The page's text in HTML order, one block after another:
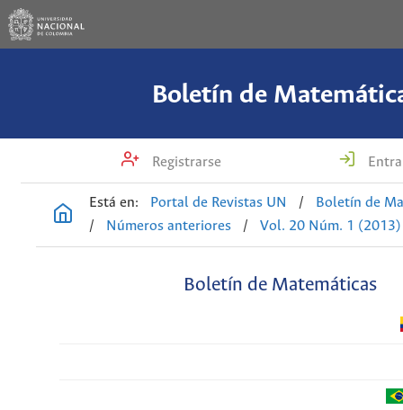
Boletín de
Registrarse
Está en: Portal de Revistas UN /
Boletín de
/
Números anteriores / Vol. 20 Núm. 1 (2013)
Boletín de Matemáticas